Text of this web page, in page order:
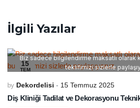
İlgili Yazılar
15
TEM
Biz sadece bilgilendirme maksatlı olarak
teklifimizi sizlerle
by Dekordelisi 15 Temmuz 2025
Diş Kliniği Tadilat ve Dekorasyonu